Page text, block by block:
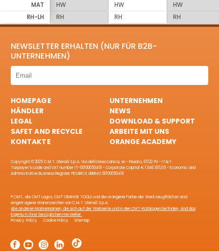
MAT
RH-LH
HW
RH
HW
RH
HW
RH
NEWSLETTER ERHALTEN (NUR FÜR B2B-
UNTERNEHMEN)
HOMEPAGE
UNTERNEHMEN
HÄNDLER
NEWS
LEGAL
DOWNLOAD & SUPPORT
SAFET AND RECYCLE
ARBEITE MIT UNS
KONTAKTE
ORANGE ACADEMY
Copyright © 2025 C.M.T. Utensili S.p.A. Via della Meccanica, sn - Pesaro, 61122 PU - ITALY
Taxpayer's code and VAT number IT-00100050418 - Corporate Capital € 1.046.195,00 - Economic and
Administrative Business Register PESARO E URBINO 00100050418
® CMT, die CMT Logos, CMT ORANGE TOOLS und die orangene Farbe der Werkzeugflächen sind
eingetragene Warenzeichen von C.M.T. Utensili S.p.A.
Alle anderen Markennamen, die sich auf der Webseite und in den CMT-Katalogen befinden, sind das
Eigentum ihrer bezüglichen Hersteller.
Privacy Policy
Cookie Policy Sitemap